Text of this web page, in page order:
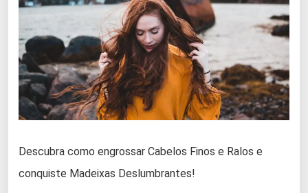
Descubra como engrossar Cabelos Finos e Ralos e
conquiste Madeixas Deslumbrantes!